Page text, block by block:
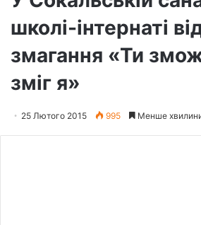
школі-інтернаті
змагання «Ти
зміг я»
25 Лютого 2015 995 Менше